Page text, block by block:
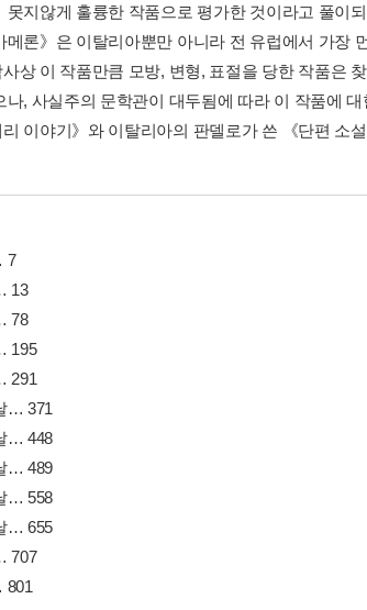
못지않게 훌륭한 작품으로 평가한 것이라고 풀이
메론》은 이탈리아뿐만 아니라 전 유럽에서 가장
상 이 작품만큼 모방, 변형, 표절을 당한 작품은
나, 사실주의 문학관이 대두됨에 따라 이 작품에
이야기》와 이탈리아의 판델로가 쓴 《단편 소
7
13
78
195
291
… 371
… 448
… 489
… 558
… 655
707
801